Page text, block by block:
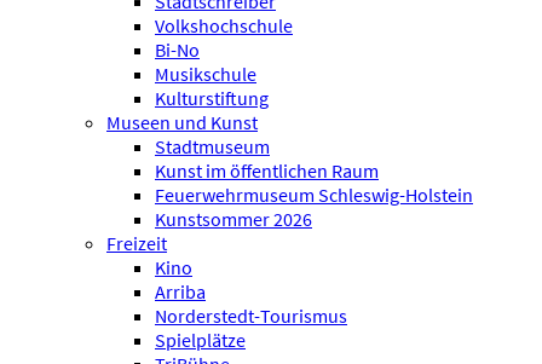
Volkshochschule
Bi-No
Musikschule
Kulturstiftung
Museen und Kunst
Stadtmuseum
Kunst im öffentlichen Raum
Feuerwehrmuseum Schleswig-Holstein
Kunstsommer 2026
Freizeit
Kino
Arriba
Norderstedt-Tourismus
Spielplätze